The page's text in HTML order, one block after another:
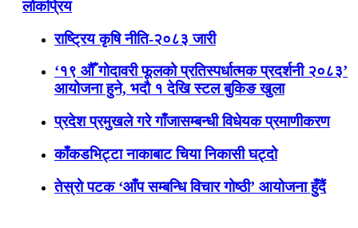
लोकप्रिय
राष्ट्रिय कृषि नीति-२०८३ जारी
‘१९ औँ गोदावरी फूलको प्रतिस्पर्धात्मक प्रदर्शनी २०८३’
आयोजना हुने, भदौ १ देखि स्टल बुकिङ खुला
प्रदेश प्रमुखले गरे गाँजासम्बन्धी विधेयक प्रमाणीकरण
काँकडभिट्टा नाकाबाट चिया निकासी घट्दो
तेस्रो पटक ‘आँप सम्बन्धि विचार गोष्ठी’ आयोजना हुँदैं